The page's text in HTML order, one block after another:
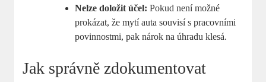
Nelze doložit účel: Pokud není možné
prokázat, že mytí auta souvisí s pracovními
povinnostmi, pak nárok na úhradu klesá.
Jak správně zdokumentovat